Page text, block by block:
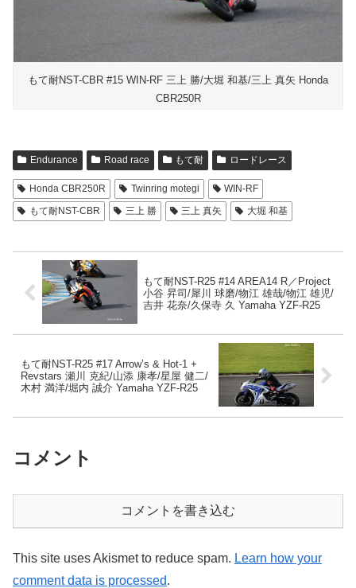
もて耐NST-CBR #15 WIN-RF 三上 勝/大堀 和基/三上 真矢 Honda
CBR250R
Endurance Road race もて耐 ロードレース
Honda CBR250R Twinring motegi
WIN-RF
もて耐NST-CBR
三上 勝 三上 真矢 大堀 和基
もて耐NST-R25 #14 AREA14 R／Project
小谷 昇司/犀川 球磨/物江 雄哉/物江 雄児/
吉井 花奈/久保寺 久 Yamaha YZF-R25
もて耐NST-R25 #17 Arrow’s & Hot-1 +
Revstars 瀬川 克紀/山添 康孝/星屋 健二/
木村 満洋/堀内 誠介 Yamaha YZF-R25
コメント
コメントを書き込む
This site uses Akismet to reduce spam. Learn how your
comment data is processed.